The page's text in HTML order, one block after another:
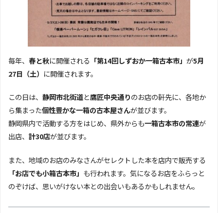
毎年、 春と秋に開催される 「第14回しずおか一箱古本市」 が5月
27日（土） に開催されます。
この日は、 静岡市北街道と鷹匠中央通りのお店の軒先に、各地か
ら集まった個性豊かな一箱の古本屋さんが並びます。
静岡県内で活動する方をはじめ、県外からも一箱古本市の常連が
出店、 計30店が並びます。
また、地域のお店のみなさんがセレクトした本を店内で販売する
「お店でも小箱古本市」 も行われます。気になるお店をふらっと
のぞけば、思いがけない本との出会いもあるかもしれません。